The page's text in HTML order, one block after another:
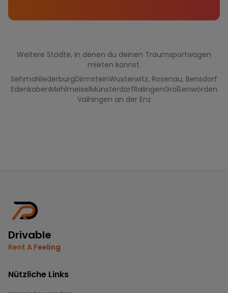
Weitere Städte, in denen du deinen Traumsportwagen
mieten kannst.
SehmaNiederburgDirmsteinWusterwitz, Rosenau, Bensdorf
EdenkobenMehlmeiselMünsterdorfRalingenGroßenwörden
Vaihingen an der Enz
Drivable
Rent A Feeling
Nützliche Links